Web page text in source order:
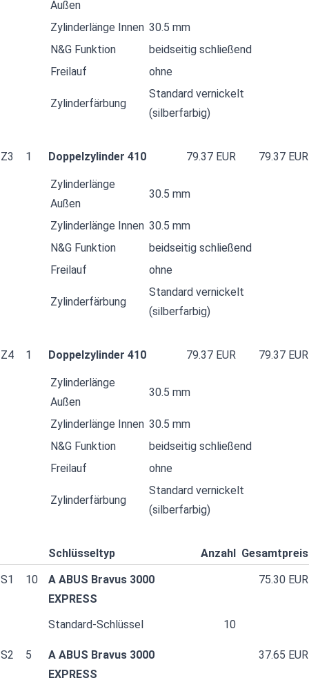
Außen
Zylinderlänge Innen 30.5 mm
N&G Funktion
beidseitig schließend
Freilauf
ohne
Zylinderfärbung
Standard vernickelt
(silberfarbig)
Z3 1 Doppelzylinder 410 79.37 EUR 79.37 EUR
Zylinderlänge
Außen
30.5 mm
Zylinderlänge Innen 30.5 mm
N&G Funktion
beidseitig schließend
Freilauf
ohne
Zylinderfärbung
Standard vernickelt
(silberfarbig)
Z4 1 Doppelzylinder 410 79.37 EUR 79.37 EUR
Zylinderlänge
Außen
30.5 mm
Zylinderlänge Innen 30.5 mm
N&G Funktion
beidseitig schließend
Freilauf
ohne
Zylinderfärbung
Standard vernickelt
(silberfarbig)
Schlüsseltyp Anzahl Gesamtpreis
S1
10
A ABUS Bravus 3000
EXPRESS
75.30 EUR
Standard-Schlüssel 10
S2 5
A ABUS Bravus 3000
EXPRESS
37.65 EUR